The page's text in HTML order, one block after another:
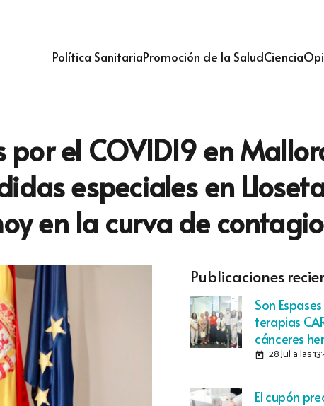
Política SanitariaPromoción de la SaludCiencia
el COVID19 en
especiales en
en la curva de
Publicaciones
Son
terapias
cánceres
today 28 Jul a las
El cupón